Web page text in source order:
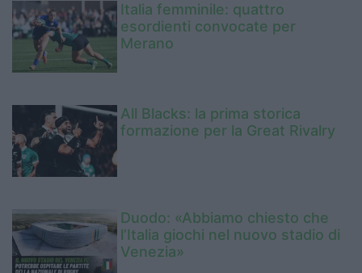
Italia femminile: quattro
esordienti convocate per
Merano
All Blacks: la prima storica
formazione per la Great Rivalry
Duodo: «Abbiamo chiesto che
l’Italia giochi nel nuovo stadio di
Venezia»